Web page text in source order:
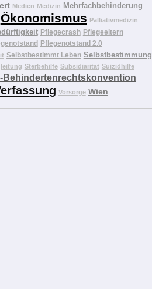
Medien Medizin Mehrfachbehinderung
Ökonomismus Palliativmedizin
Pflegecrash Pflegeeltern
Pflegenotstand 2.0
Selbstbestimmt Leben Selbstbestimmung
Sterbehilfe Subsidiarität Suizidhilfe
Behindertenrechtskonvention
Vorsorge Wien